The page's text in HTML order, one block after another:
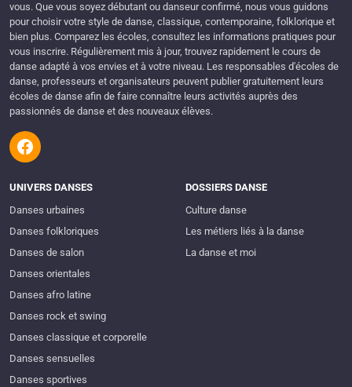
vous. Que vous soyez débutant ou danseur confirmé, nous vous guidons
pour choisir votre style de danse, classique, contemporaine, folklorique et
bien plus. Comparez les écoles, consultez les informations pratiques pour
vous inscrire. Régulièrement mis à jour, trouvez rapidement le cours de
danse adapté à vos envies et à votre niveau. Les responsables d'écoles de
danse, professeurs et organisateurs peuvent publier gratuitement leurs
écoles de danse afin de faire connaître leurs activités auprès des
passionnés de danse et des nouveaux élèves.
UNIVERS DANSES
Danses urbaines
Danses folkloriques
Danses de salon
Danses orientales
Danses afro latine
Danses rock et swing
Danses classique et corporelle
Danses sensuelles
Danses sportives
DOSSIERS DANSE
Culture danse
Les métiers liés à la danse
La danse et moi